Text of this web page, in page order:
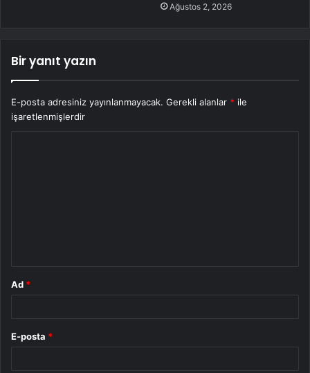
Ağustos 2, 2026
Bir yanıt yazın
E-posta adresiniz yayınlanmayacak. Gerekli alanlar * ile
işaretlenmişlerdir
Ad *
E-posta *